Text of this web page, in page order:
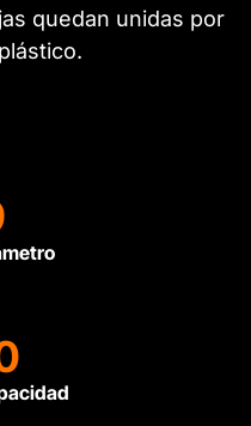
quedan unidas por